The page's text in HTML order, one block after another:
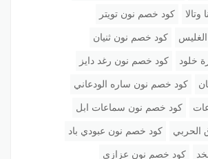
كود خصم نون تويتر
كود خصم نون ثنيان
خلود كود خصم نون رغد دايز
كود خصم نون ساره الودعاني
كود خصم نون سماعات ابل
الحربي كود خصم نون عبودي باد
كود خصم نون عزازي